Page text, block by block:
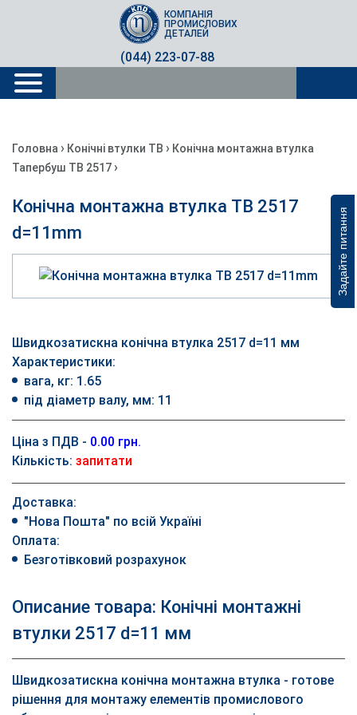
Задайте питання
(044) 223-07-88
КОМПАНІЯ
ПРОМИСЛОВИХ
ДЕТАЛЕЙ
Головна › Конічні втулки TB › Конічна монтажна втулка
Тапербуш TB 2517 ›
Конічна монтажна втулка TB 2517
d=11mm
Швидкозатискна конічна втулка 2517 d=11 мм
Характеристики:
вага, кг: 1.65
під діаметр валу, мм: 11
Ціна з ПДВ - 0.00 грн.
Кількість: запитати
Доставка:
"Нова Пошта" по всій Україні
Оплата:
Безготівковий розрахунок
Описание товара: Конічні монтажні
втулки 2517 d=11 мм
Швидкозатискна конічна монтажна втулка - готове
рішення для монтажу елементів промислового